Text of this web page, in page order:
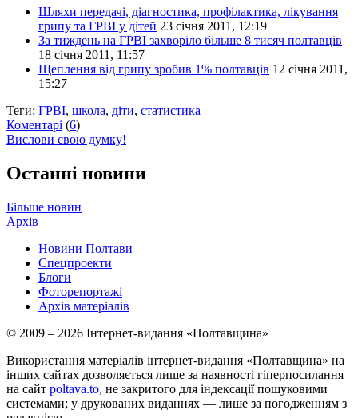
Шляхи передачі, діагностика, профілактика, лікування
грипу та ГРВІ у дітей 23 січня 2011, 12:19
За тиждень на ГРВІ захворіло більше 8 тисяч полтавців
18 січня 2011, 11:57
Щеплення від грипу зробив 1% полтавців 12 січня 2011,
15:27
Теги: ГРВІ, школа, діти, статистика
Коментарі (6)
Вислови свою думку!
Останні новини
Більше новин
Архів
Новини Полтави
Спецпроекти
Блоги
Фоторепортажі
Архів матеріалів
© 2009 – 2026 Інтернет-видання «Полтавщина»
Використання матеріалів інтернет-видання «Полтавщина» на
інших сайтах дозволяється лише за наявності гіперпосилання
на сайт poltava.to, не закритого для індексації пошуковими
системами; у друкованих виданнях — лише за погодженням з